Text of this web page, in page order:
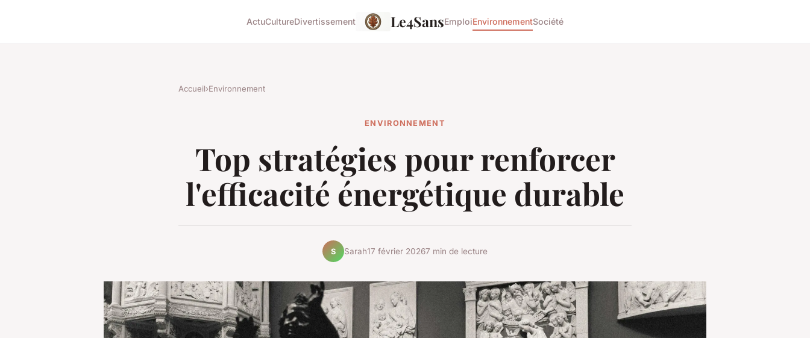
ActuCultureDivertissement Le4SansEmploiEnvironnementSociété
Accueil›Environnement
ENVIRONNEMENT
Top stratégies pour renforcer
l'efficacité énergétique durable
S Sarah17 février 20267 min de lecture